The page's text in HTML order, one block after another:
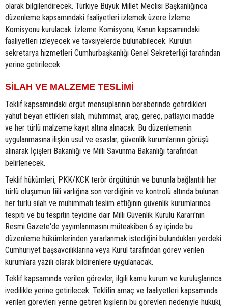
olarak bilgilendirecek. Türkiye Büyük Millet Meclisi Başkanlığınca
düzenleme kapsamındaki faaliyetleri izlemek üzere İzleme
Komisyonu kurulacak. İzleme Komisyonu, Kanun kapsamındaki
faaliyetleri izleyecek ve tavsiyelerde bulunabilecek. Kurulun
sekretarya hizmetleri Cumhurbaşkanlığı Genel Sekreterliği tarafından
yerine getirilecek.
SİLAH VE MALZEME TESLİMİ
Teklif kapsamındaki örgüt mensuplarının beraberinde getirdikleri
yahut beyan ettikleri silah, mühimmat, araç, gereç, patlayıcı madde
ve her türlü malzeme kayıt altına alınacak. Bu düzenlemenin
uygulanmasına ilişkin usul ve esaslar, güvenlik kurumlarının görüşü
alınarak İçişleri Bakanlığı ve Milli Savunma Bakanlığı tarafından
belirlenecek.
Teklif hükümleri, PKK/KCK terör örgütünün ve bununla bağlantılı her
türlü oluşumun fiili varlığına son verdiğinin ve kontrolü altında bulunan
her türlü silah ve mühimmatı teslim ettiğinin güvenlik kurumlarınca
tespiti ve bu tespitin teyidine dair Milli Güvenlik Kurulu Kararı'nın
Resmi Gazete'de yayımlanmasını müteakiben 6 ay içinde bu
düzenleme hükümlerinden yararlanmak istediğini bulundukları yerdeki
Cumhuriyet başsavcılıklarına veya Kurul tarafından görev verilen
kurumlara yazılı olarak bildirenlere uygulanacak.
Teklif kapsamında verilen görevler, ilgili kamu kurum ve kuruluşlarınca
ivedilikle yerine getirilecek. Teklifin amaç ve faaliyetleri kapsamında
verilen görevleri yerine getiren kişilerin bu görevleri nedeniyle hukuki,